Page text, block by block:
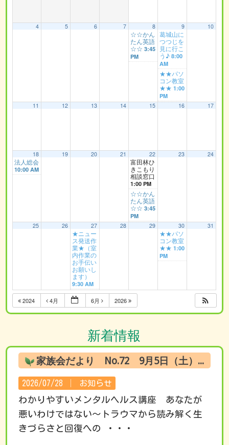
4 5 6 7 8
☆☆かん
たん英語
☆☆3:45
PM
9
葛城山に
つつじを
見に行こ
う♪8:00
AM
★★パソ
コン教室
★★1:00
PM
10
11 12 13 14 15 16 17
18
法人総会
10:00 AM
19 20 21 22
富田林ひ
きこもり
相談窓口
1:00 PM
☆☆かん
たん英語
☆☆3:45
PM
23 24
25 26 27
★ニュー
ス発送作
業★（室
内作業の
お手伝い
お願いし
ます）
9:30 AM
28 29 30
★★パソ
コン教室
★★1:00
PM
31
2024 4月 6月 2026
新着情報
家族会だより No.72 9月5日（土） オンライン試聴のお知らせ
2026/07/28 │ お知らせ
わかりやすいメンタルヘルス講座 あなたが
悪いわけではない～トラウマから読み解く生
きづらさと回復への ・・・